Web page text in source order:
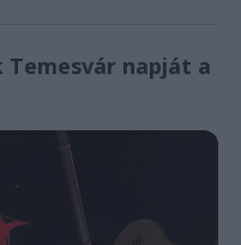
napját a